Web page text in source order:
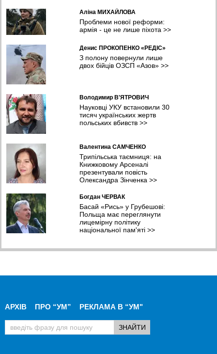
Аліна МИХАЙЛОВА
Проблеми нової реформи:
армія - це не лише піхота >>
Денис ПРОКОПЕНКО «РЕДІС»
З полону повернули лише
двох бійців ОЗСП «Азов»>>
Володимир В'ЯТРОВИЧ
Науковці УКУ встановили 30
тисяч українських жертв
польських вбивств>>
Валентина САМЧЕНКО
Трипільська таємниця: на
Книжковому Арсеналі
презентували повість
Олександра Зінченка >>
Богдан ЧЕРВАК
Басай «Рись» у Грубешові:
Польща має переглянути
лицемірну політику
національної пам'яті>>
АРХІВ ПРО “УМ” РЕКЛАМА В “УМ"